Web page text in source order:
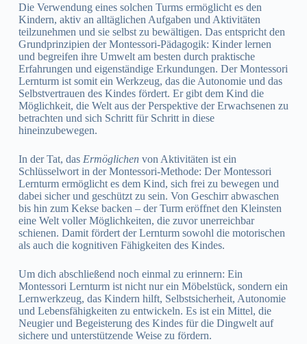
Die Verwendung eines solchen Turms ermöglicht es den
Kindern, aktiv an alltäglichen Aufgaben und Aktivitäten
teilzunehmen und sie selbst zu bewältigen. Das entspricht den
Grundprinzipien der Montessori-Pädagogik: Kinder lernen
und begreifen ihre Umwelt am besten durch praktische
Erfahrungen und eigenständige Erkundungen. Der Montessori
Lernturm ist somit ein Werkzeug, das die Autonomie und das
Selbstvertrauen des Kindes fördert. Er gibt dem Kind die
Möglichkeit, die Welt aus der Perspektive der Erwachsenen zu
betrachten und sich Schritt für Schritt in diese
hineinzubewegen.
In der Tat, das Ermöglichenvon Aktivitäten ist ein
Schlüsselwort in der Montessori-Methode: Der Montessori
Lernturm ermöglicht es dem Kind, sich frei zu bewegen und
dabei sicher und geschützt zu sein. Von Geschirr abwaschen
bis hin zum Kekse backen – der Turm eröffnet den Kleinsten
eine Welt voller Möglichkeiten, die zuvor unerreichbar
schienen. Damit fördert der Lernturm sowohl die motorischen
als auch die kognitiven Fähigkeiten des Kindes.
Um dich abschließend noch einmal zu erinnern: Ein
Montessori Lernturm ist nicht nur ein Möbelstück, sondern ein
Lernwerkzeug, das Kindern hilft, Selbstsicherheit, Autonomie
und Lebensfähigkeiten zu entwickeln. Es ist ein Mittel, die
Neugier und Begeisterung des Kindes für die Dingwelt auf
sichere und unterstützende Weise zu fördern.